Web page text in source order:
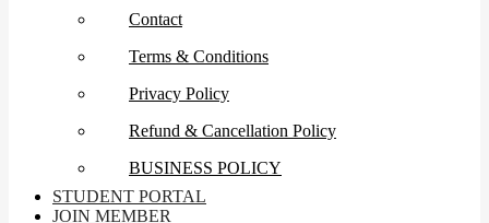
Contact
Terms & Conditions
Privacy Policy
Refund & Cancellation Policy
BUSINESS POLICY
STUDENT PORTAL
JOIN MEMBER